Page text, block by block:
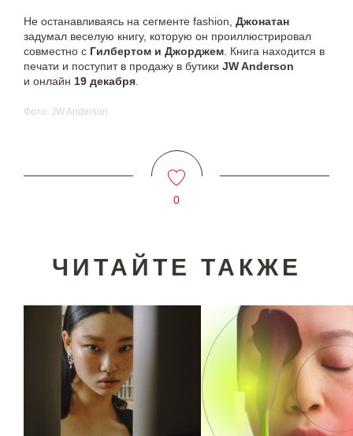
Не останавливаясь на сегменте fashion, Джонатан
задумал веселую книгу, которую он проиллюстрировал
совместно с Гилбертом и Джорджем . Книга находится в
печати и поступит в продажу в бутики JW Anderson
и онлайн 19 декабря
Фото: JW Anderson.
0
ЧИТАЙТЕ ТАКЖЕ